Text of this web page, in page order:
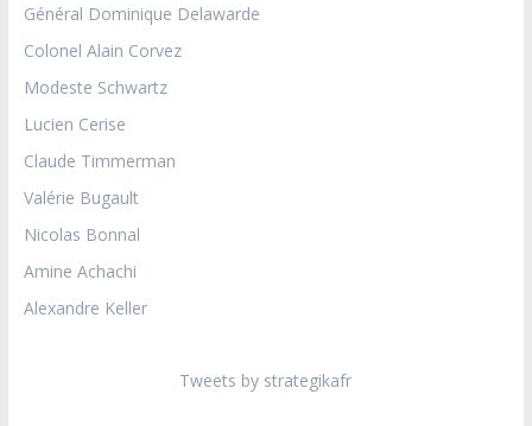
Général Dominique Delawarde
Colonel Alain Corvez
Modeste Schwartz
Lucien Cerise
Claude Timmerman
Valérie Bugault
Nicolas Bonnal
Amine Achachi
Alexandre Keller
Tweets by strategikafr